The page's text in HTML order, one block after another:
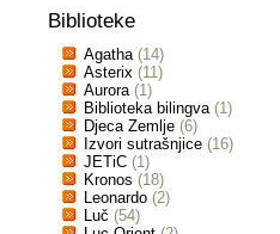
Biblioteke
Agatha (14)
Asterix (11)
Aurora (1)
Biblioteka bilingva (1)
Djeca Zemlje (6)
Izvori sutrašnjice (16)
JETiC (1)
Kronos (18)
Leonardo (2)
Luč (54)